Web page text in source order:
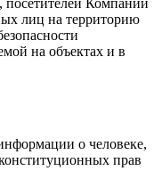
Компании
лиц на территорию
на объектах и в
о человеке,
прав